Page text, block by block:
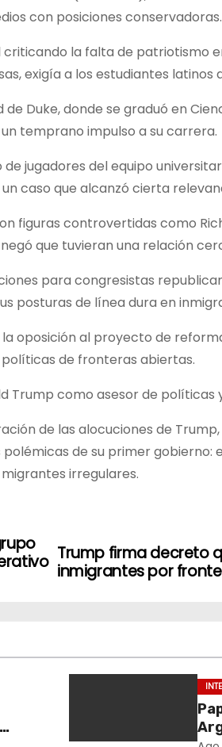
con posiciones conservadoras.
la falta de patriotismo
exigía a los estudiantes latinos
Duke, donde se graduó en
temprano impulso a su carrera.
jugadores del equipo
caso que alcanzó cierta
figuras controvertidas como
que tuvieran una relación
para congresistas
posturas de línea dura en
la oposición al proyecto de
de fronteras abiertas.
Trump como asesor de políticas
de las alocuciones de
polémicas de su primer
irregulares.
Trump firma decreto
inmigrantes por